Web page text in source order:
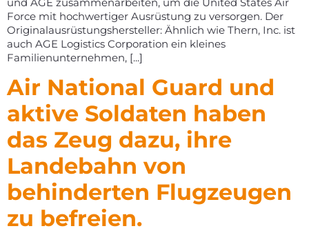
Force mit hochwertiger Ausrüstung zu versorgen. Der
Originalausrüstungshersteller: Ähnlich wie Thern, Inc. ist
auch AGE Logistics Corporation ein kleines
Familienunternehmen, [...]
Air National Guard und
aktive Soldaten haben
das Zeug dazu, ihre
Landebahn von
behinderten Flugzeugen
zu befreien.